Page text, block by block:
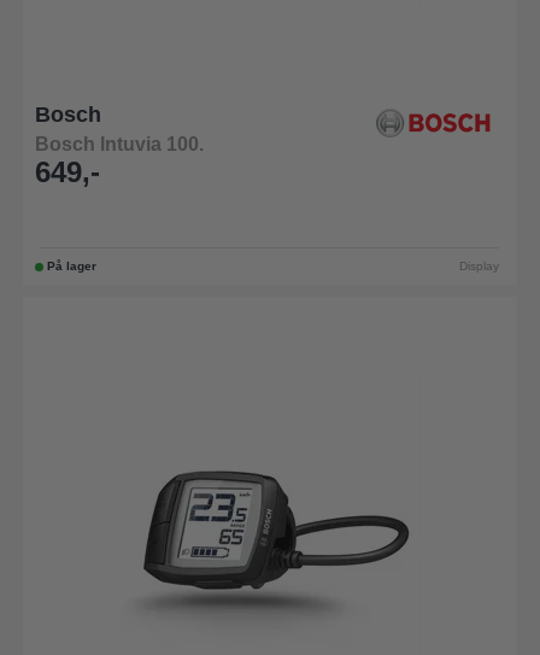
Bosch
Bosch Intuvia 100.
649,-
På lager Display